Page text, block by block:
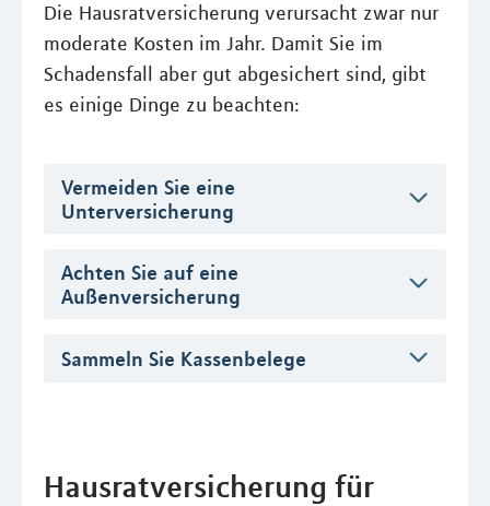
Die Hausratversicherung verursacht zwar nur
moderate Kosten im Jahr. Damit Sie im
Schadensfall aber gut abgesichert sind, gibt
es einige Dinge zu beachten:
Vermeiden Sie eine
Unterversicherung
Achten Sie auf eine
Außenversicherung
Sammeln Sie Kassenbelege
Hausratversicherung für